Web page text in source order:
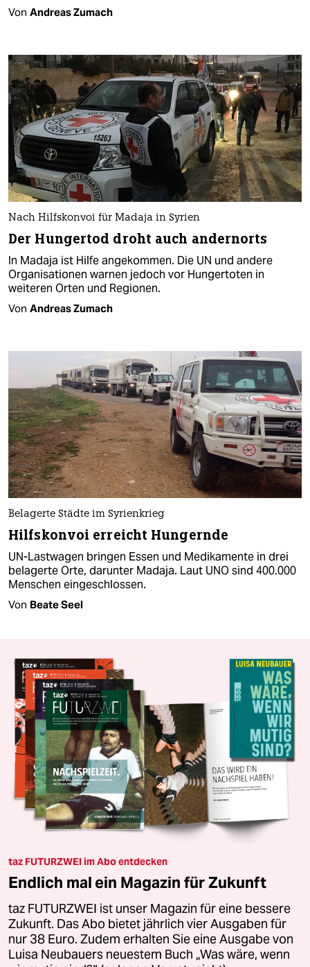
Von Andreas Zumach
Nach Hilfskonvoi für Madaja in Syrien
Der Hungertod droht auch andernorts
In Madaja ist Hilfe angekommen. Die UN und andere
Organisationen warnen jedoch vor Hungertoten in
weiteren Orten und Regionen.
Von Andreas Zumach
Belagerte Städte im Syrienkrieg
Hilfskonvoi erreicht Hungernde
UN-Lastwagen bringen Essen und Medikamente in drei
belagerte Orte, darunter Madaja. Laut UNO sind 400.000
Menschen eingeschlossen.
Von Beate Seel
taz FUTURZWEI im Abo entdecken
Endlich mal ein Magazin für Zukunft
taz FUTURZWEI ist unser Magazin für eine bessere
Zukunft. Das Abo bietet jährlich vier Ausgaben für
nur 38 Euro. Zudem erhalten Sie eine Ausgabe von
Luisa Neubauers neuestem Buch „Was wäre, wenn